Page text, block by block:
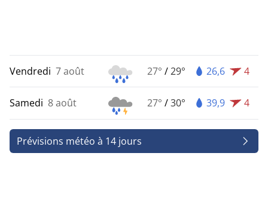
Vendredi 7 août 27° /29° 26,6 4
Samedi 8 août 27° /30° 39,9 4
Prévisions météo à 14 jours